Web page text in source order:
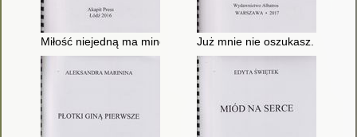
Miłość niejedną ma minę. T. 2 Już mnie nie oszukasz. T. 1